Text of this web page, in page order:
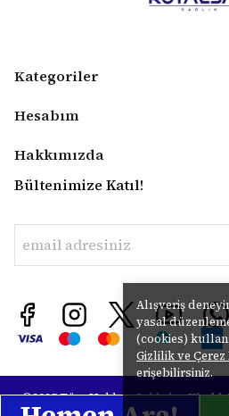
Alışveriş
yasal
(cookies)
Gizlilik ve Çerez
erişebilirsiniz.
Kategoriler
Hesabım
Hakkımızda
Bültenimize Katıl!
©2025 Tüm Hakları Saklıdır.Kiralık